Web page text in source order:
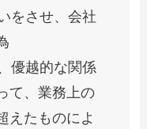
させ、会社
越的な関係
て、業務上の
えたものによ